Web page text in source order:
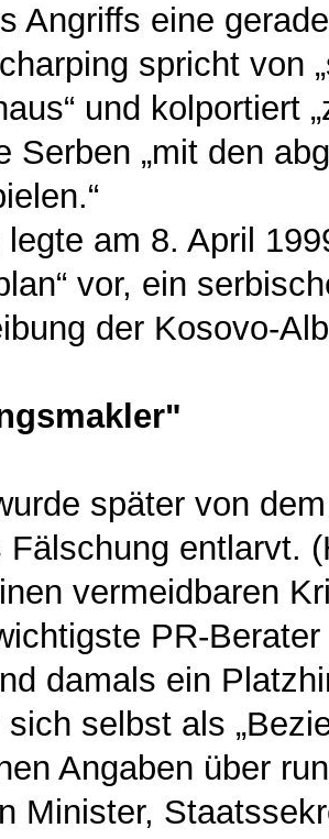
Angriffs eine
spricht von
und kolportiert
Serben „mit den
legte am 8. April
vor, ein
der Kosovo-
später von
Fälschung entlarvt.
vermeidbaren
PR-
damals ein
selbst als
Angaben über
Minister,